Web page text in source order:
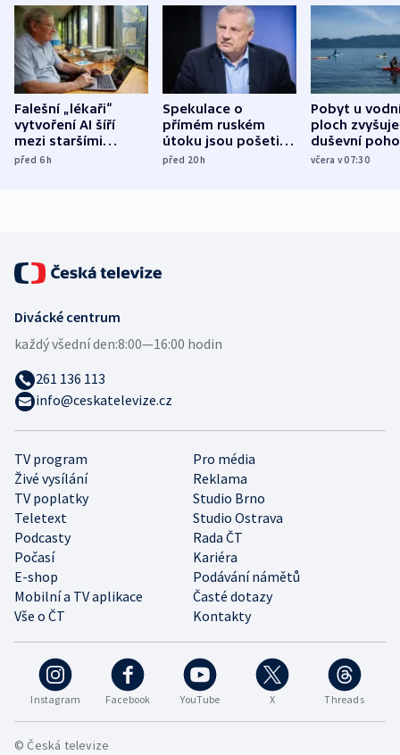
Falešní „lékaři“
vytvoření AI šíří
mezi staršími
Poláky nebezpečné
před 6h
Spekulace o
přímém ruském
útoku jsou pošetilé,
míní estonský
před 20h
Pobyt u
ploch zvyšuje
duševní
ukázala
včera v 07:30
Instagram Facebook YouTube X Threads
TV program
Pro média
Živé vysílání
Reklama
TV poplatky
Studio Brno
Teletext
Studio Ostrava
Podcasty
Rada ČT
Počasí
Kariéra
E-shop
Podávání námětů
Mobilní a TV aplikace
Časté dotazy
Vše o ČT
Kontakty
Divácké centrum
každý všední den:8:00—16:00 hodin
261 136 113
info@ceskatelevize.cz
© Česká televize